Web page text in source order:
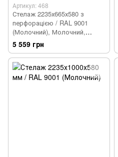
Артикул: 468
Стелаж 2235х665х580 з
перфорацією / RAL 9001
(Молочний), Молочний,
Молочний
5 559 грн